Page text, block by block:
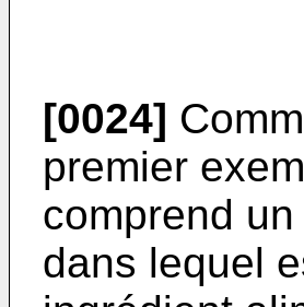
[0024]
premier
comprend
dans lequel